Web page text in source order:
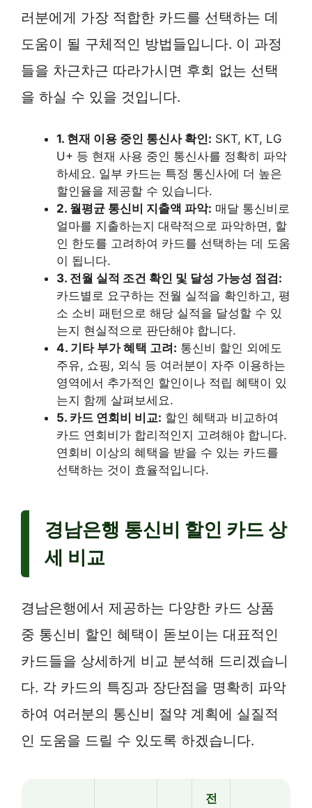
러분에게 가장 적합한 카드를 선택하는 데
도움이 될 구체적인 방법들입니다. 이 과정
들을 차근차근 따라가시면 후회 없는 선택
을 하실 수 있을 것입니다.
1. 현재 이용 중인 통신사 확인: SKT, KT, LG
U+ 등 현재 사용 중인 통신사를 정확히 파악
하세요. 일부 카드는 특정 통신사에 더 높은
할인율을 제공할 수 있습니다.
2. 월평균 통신비 지출액 파악: 매달 통신비로
얼마를 지출하는지 대략적으로 파악하면, 할
인 한도를 고려하여 카드를 선택하는 데 도움
이 됩니다.
3. 전월 실적 조건 확인 및 달성 가능성 점검:
카드별로 요구하는 전월 실적을 확인하고, 평
소 소비 패턴으로 해당 실적을 달성할 수 있
는지 현실적으로 판단해야 합니다.
4. 기타 부가 혜택 고려: 통신비 할인 외에도
주유, 쇼핑, 외식 등 여러분이 자주 이용하는
영역에서 추가적인 할인이나 적립 혜택이 있
는지 함께 살펴보세요.
5. 카드 연회비 비교: 할인 혜택과 비교하여
카드 연회비가 합리적인지 고려해야 합니다.
연회비 이상의 혜택을 받을 수 있는 카드를
선택하는 것이 효율적입니다.
경남은행 통신비 할인 카드 상
세 비교
경남은행에서 제공하는 다양한 카드 상품
중 통신비 할인 혜택이 돋보이는 대표적인
카드들을 상세하게 비교 분석해 드리겠습니
다. 각 카드의 특징과 장단점을 명확히 파악
하여 여러분의 통신비 절약 계획에 실질적
인 도움을 드릴 수 있도록 하겠습니다.
전